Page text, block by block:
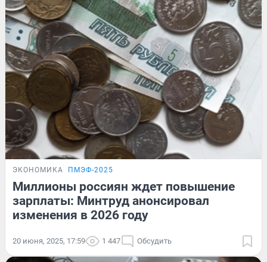
ЭКОНОМИКА ПМЭФ-2025
Миллионы россиян ждет повышение
зарплаты: Минтруд анонсировал
изменения в 2026 году
20 июня, 2025, 17:59 1 447 Обсудить